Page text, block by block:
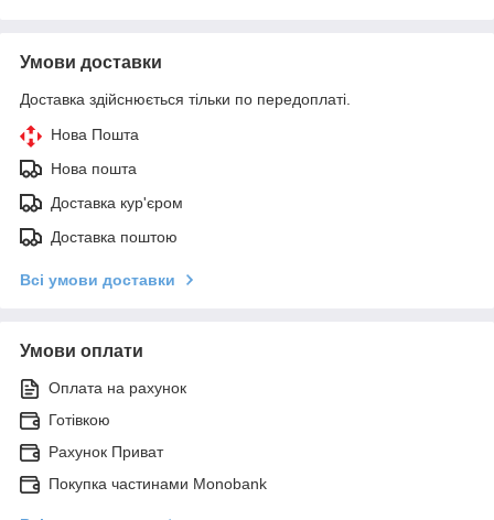
Умови доставки
Доставка здійснюється тільки по передоплаті.
Нова Пошта
Нова пошта
Доставка кур'єром
Доставка поштою
Всі умови доставки
Умови оплати
Оплата на рахунок
Готівкою
Рахунок Приват
Покупка частинами Monobank